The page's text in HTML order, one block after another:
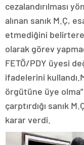
cezalandırılması
alınan sanık M.Ç,
etmediğini
olarak görev
FETÖ/PDY üyesi
ifadelerini
örgütüne üye olma”
çarptırdığı sanık
karar verdi.